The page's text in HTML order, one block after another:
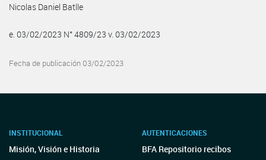
Nicolas Daniel Batlle
e. 03/02/2023 N° 4809/23 v. 03/02/2023
Fecha de publicación 03/02/2023
INSTITUCIONAL
Misión, Visión e Historia
AUTENTICACIONES
BFA Repositorio recibos